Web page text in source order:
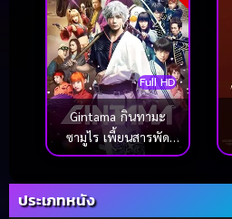
Full HD
Gintama กินทามะ
ซามูไร เพี้ยนสารพัด
(2017)
ประเภทหนัง